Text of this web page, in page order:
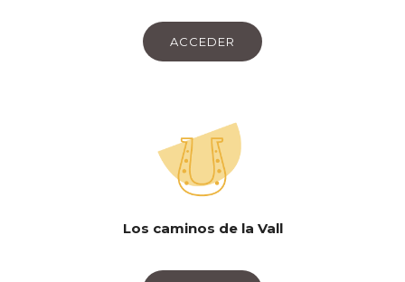
ACCEDER
Los caminos de la Vall